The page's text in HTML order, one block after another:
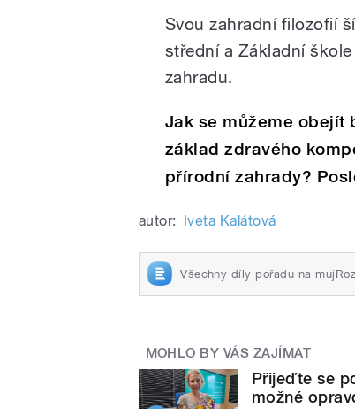
Svou zahradní filozofií
střední a Základní
zahradu.
Jak se můžeme obejít
základ zdravého
přírodní zahrady?
autor: Iveta Kalátová
Všechny díly pořadu na
MOHLO BY VÁS ZAJÍMAT
Přijeďte se
možné